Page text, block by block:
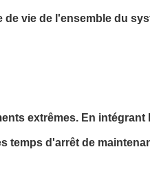
vie de l'ensemble du
extrêmes. En intégrant
temps d'arrêt de